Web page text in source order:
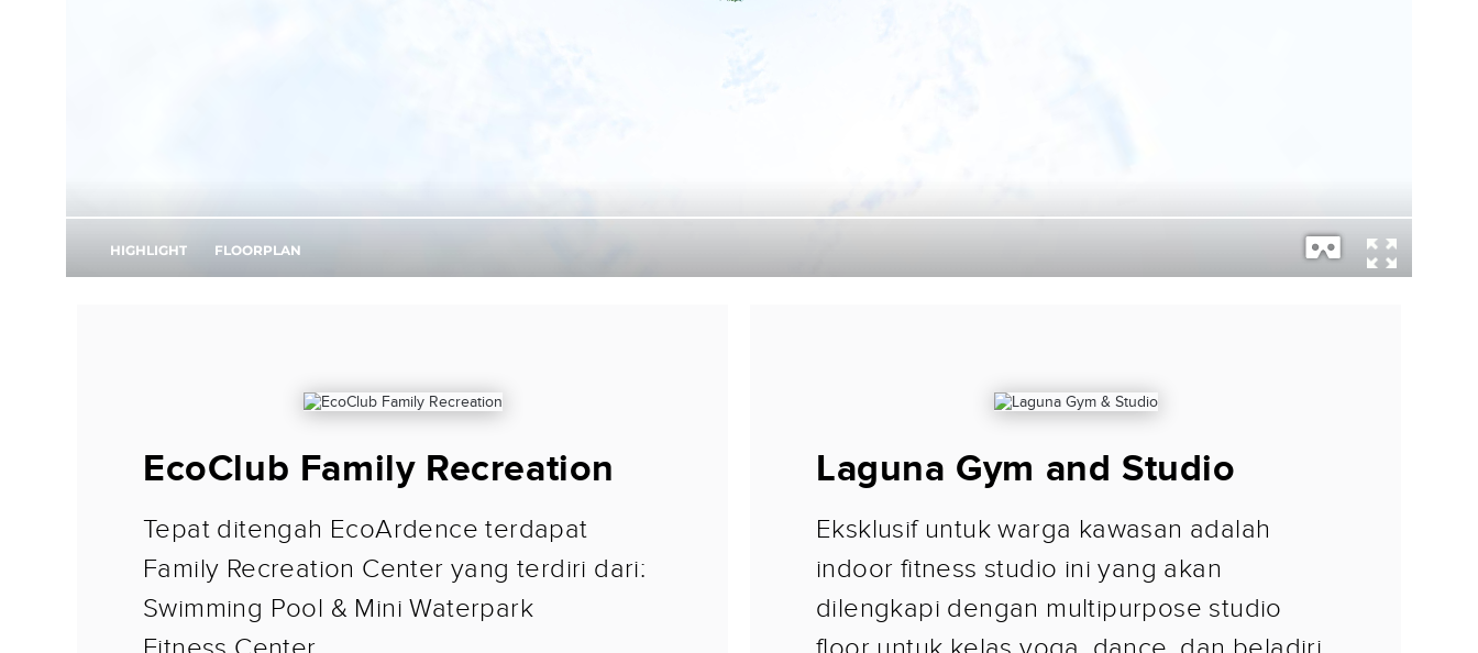
EcoClub Family Recreation
Tepat ditengah EcoArdence terdapat
Family Recreation Center yang terdiri dari:
Swimming Pool & Mini Waterpark
Laguna Gym and Studio
Eksklusif untuk warga kawasan adalah
indoor fitness studio ini yang akan
dilengkapi dengan multipurpose studio